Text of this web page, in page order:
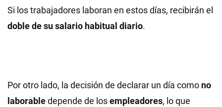
Si los trabajadores laboran en estos días, recibirán el
doble de su salario habitual diario.
Por otro lado, la decisión de declarar un día como no
laborabledepende de losempleadores, lo que